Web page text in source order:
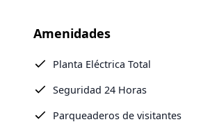
Amenidades
Planta Eléctrica Total
Seguridad 24 Horas
Parqueaderos de visitantes